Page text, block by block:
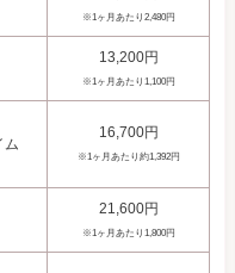
※1ヶ月あたり2,480円
13,200円
※1ヶ月あたり1,100円
ム
16,700円
※1ヶ月あたり約1,392円
21,600円
※1ヶ月あたり1,800円